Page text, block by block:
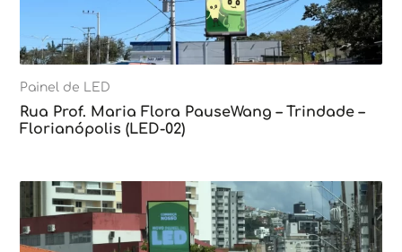
Painel de LED
Rua Prof. Maria Flora PauseWang – Trindade –
Florianópolis (LED-02)